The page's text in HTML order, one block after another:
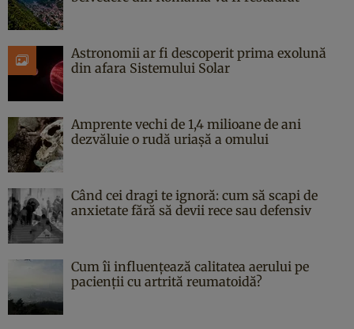
Astronomii ar fi descoperit prima exolună
din afara Sistemului Solar
Amprente vechi de 1,4 milioane de ani
dezvăluie o rudă uriașă a omului
Când cei dragi te ignoră: cum să scapi de
anxietate fără să devii rece sau defensiv
Cum îi influențează calitatea aerului pe
pacienții cu artrită reumatoidă?